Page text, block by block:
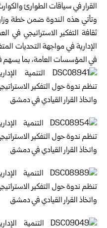
القرار في سياقات الطوارئ
وتأتي هذه الندوة ضمن خطة وزارة
ثقافة التفكير الاستراتيجي في
الإدارية في مواجهة التحديات
في المؤسسات العامة، بما يسهم